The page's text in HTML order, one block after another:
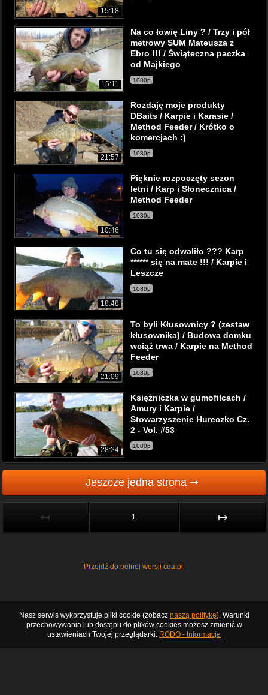
15:18
15:11
Na co łowię Liny ? / Trzy i pół
metrowy SUM Mateusza z
Ebro !!! / Świąteczna paczka
od Majkiego
1080p
21:57
Rozdaję moje produkty
DBaits / Karpie i Karasie /
Method Feeder / Krótko o
komercjach :)
1080p
10:46
Pięknie rozpoczęty sezon
letni / Karp i Słonecznica /
Method Feeder
1080p
18:48
Co tu się odwaliło ??? Karp
****** się na mate !!! / Karpie i
Leszcze
1080p
21:09
To byli Kłusownicy ? (zestaw
kłusownika) / Budowa domku
wciąż trwa / Karpie na Method
Feeder
1080p
28:24
Księżniczka w gumofilcach /
Amury i Karpie /
Stowarzyszenie Hureczko Cz.
2 - Vol. #53
1080p
Jeszcze jedna strona ➞
↤ 1 ↦
Przejdź do pełnej wersji cda.pl
Nasz serwis wykorzystuje pliki cookie (zobacz naszą politykę). Warunki
przechowywania lub dostępu do plików cookies możesz zmienić w
ustawieniach Twojej przeglądarki. RODO - Informacje